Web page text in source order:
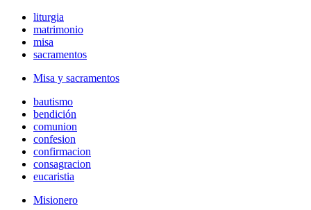
liturgia
matrimonio
misa
sacramentos
Misa y sacramentos
bautismo
bendición
comunion
confesion
confirmacion
consagracion
eucaristia
Misionero